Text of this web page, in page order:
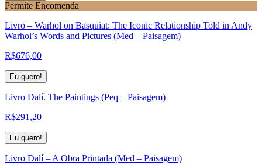
Permite Encomenda
Livro – Warhol on Basquiat: The Iconic Relationship Told in Andy
Warhol’s Words and Pictures (Med – Paisagem)
R$676,00
Eu quero!
Livro Dalí. The Paintings (Peq – Paisagem)
R$291,20
Eu quero!
Livro Dalí – A Obra Printada (Med – Paisagem)